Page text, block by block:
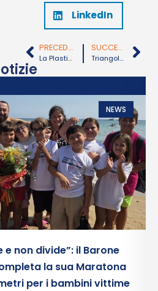
LinkedIn
PRECEDENTE
La Plastic-Puglia è sponsor del “Galà di beneficenza per l’Ucraina”
SUCCESSIVO
Triangolare del cuore, vince la solidarietà
e non divide”: il Barone
la sua Maratona
per i bambini vittime
NEWS